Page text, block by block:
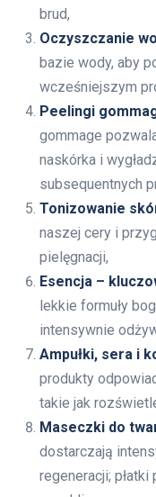
brud,
Oczyszczanie
bazie wody, aby
wcześniejszym
Peelingi
gommage
naskórka i
subsequentnych
Tonizowanie
naszej cery i
pielęgnacji,
Esencja –
lekkie formuły
intensywnie
Ampułki, sera i
produkty
takie jak
Maseczki do
dostarczają
regeneracji;